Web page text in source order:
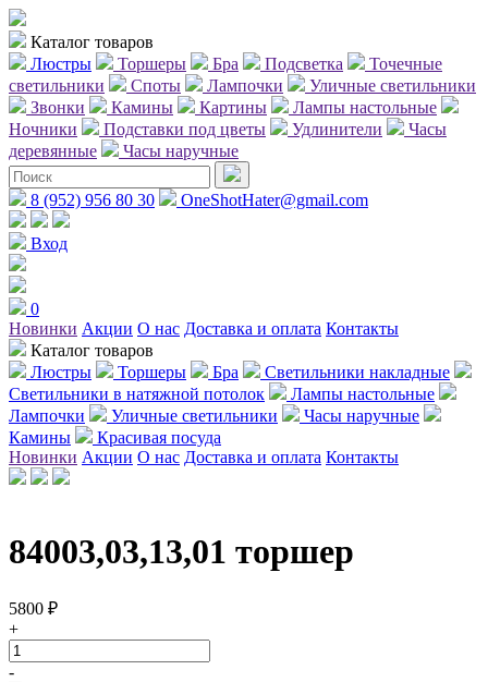
Каталог товаров
Люстры
Торшеры Бра Подсветка
Точечные
светильники
Споты Лампочки
Уличные светильники
Звонки
Камины Картины
Лампы настольные
Ночники
Подставки под цветы Удлинители
Часы
деревянные
Часы наручные
8 (952) 956 80 30 OneShotHater@gmail.com
Вход
0
Новинки Акции О нас Доставка и оплата Контакты
Каталог товаров
Люстры
Торшеры Бра
Светильники накладные
Светильники в натяжной потолок
Лампы настольные
Лампочки
Уличные светильники
Часы наручные
Камины
Красивая посуда
Новинки Акции О нас Доставка и оплата Контакты
84003,03,13,01 торшер
5800 ₽
+
-